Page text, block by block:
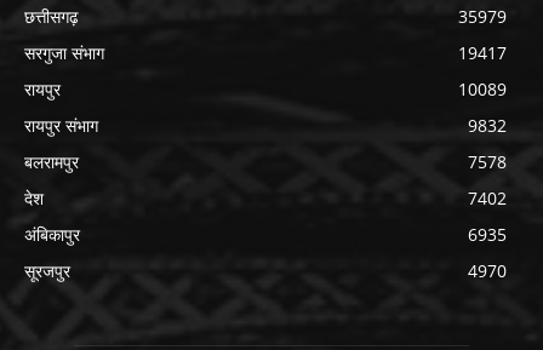
छत्तीसगढ़
35979
सरगुजा संभाग
19417
रायपुर
10089
रायपुर संभाग
9832
बलरामपुर
7578
देश
7402
अंबिकापुर
6935
सूरजपुर
4970